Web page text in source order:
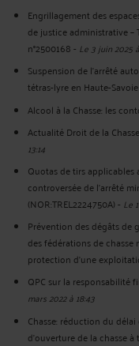
Engrillagement des
de justice administrative –
n°2500168- Le 3 juin 2025
Suspension de l'arrêté
tétras-lyre en Haute-Savoie
Alcool à la Chasse: les
Actualité Droit de la
13:14
Quotas de tirs
controversée de l’arrêté
(NOR:TREL2224750A)- Le
Prévention des dégâts de
des fédérations de chasse
protection d'une
QPC sur la responsabilité
mars 2022 à 18:43
Chasse: réduction du
d’ouverture de la chasse à